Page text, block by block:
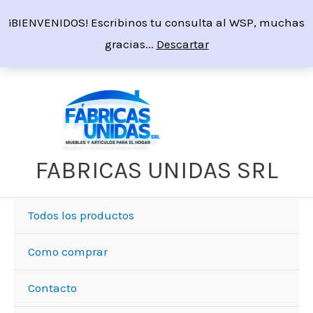
¡BIENVENIDOS! Escribinos tu consulta al WSP, muchas
gracias... Descartar
FABRICAS UNIDAS SRL
Todos los productos
Como comprar
Contacto